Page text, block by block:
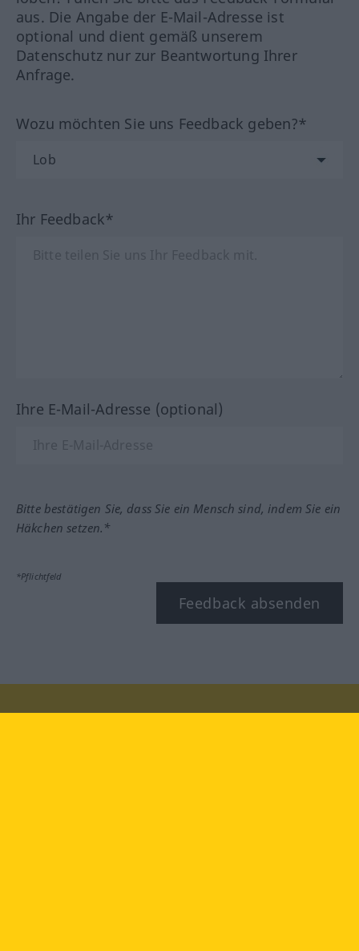
aus. Die Angabe der E-Mail-Adresse ist
optional und dient gemäß unserem
Datenschutz nur zur Beantwortung Ihrer
Anfrage.
Wozu möchten Sie uns Feedback geben?*
Ihr Feedback*
Ihre E-Mail-Adresse (optional)
Bitte bestätigen Sie, dass Sie ein Mensch sind, indem Sie ein
Häkchen setzen.*
*Pflichtfeld
Feedback absenden